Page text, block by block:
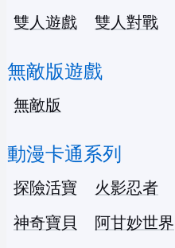
雙人遊戲 雙人對戰
無敵版遊戲
無敵版
動漫卡通系列
探險活寶 火影忍者
神奇寶貝
阿甘妙世界